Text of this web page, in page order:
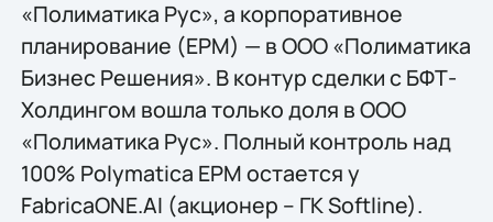
«Полиматика Рус», а корпоративное
планирование (EPM) — в ООО «Полиматика
Бизнес Решения». В контур сделки с БФТ-
Холдингом вошла только доля в ООО
«Полиматика Рус». Полный контроль над
100% Polymatica EPM остается у
FabricaONE.AI (акционер – ГК Softline).